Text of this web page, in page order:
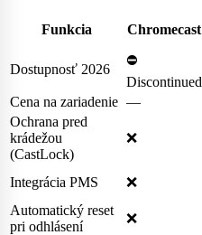
Funkcia Chromecast
Dostupnosť 2026
⛔
Discontinued
Cena na zariadenie —
Ochrana pred
krádežou
(CastLock)
❌
Integrácia PMS ❌
Automatický reset
pri odhlásení
❌